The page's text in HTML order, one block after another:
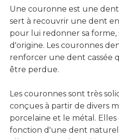
Une couronne est une
sert à recouvrir une dent
pour lui redonner sa forme,
d'origine. Les couronnes
renforcer une dent cassée
être perdue.
Les couronnes sont très
conçues à partir de divers
porcelaine et le métal.
fonction d'une dent